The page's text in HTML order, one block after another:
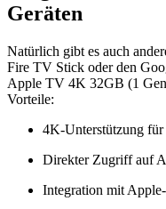
Geräten
Natürlich gibt es auch
Fire TV Stick oder den
Apple TV 4K 32GB (1
Vorteile:
4K-Unterstützung für
Direkter Zugriff auf
Integration mit